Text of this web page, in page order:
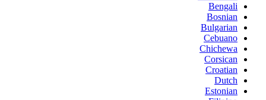
Bengali
Bosnian
Bulgarian
Cebuano
Chichewa
Corsican
Croatian
Dutch
Estonian